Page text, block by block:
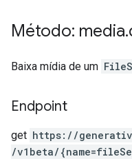
Método: media.
Baixa mídia de um
Endpoint
get https: / /
/v1beta/